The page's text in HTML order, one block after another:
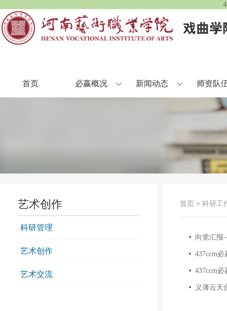
首页 必嬴概况 新闻动态 师资队
艺术创作
科研管理
艺术创作
艺术交流
首页 > 科研工
向党汇报
437ccm
437ccm
义薄云天